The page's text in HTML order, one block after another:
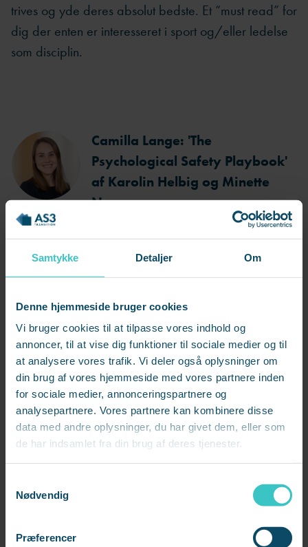
Samtykke Detaljer Om
Denne hjemmeside bruger cookies
Vi bruger cookies til at tilpasse vores indhold og
annoncer, til at vise dig funktioner til sociale medier og til
at analysere vores trafik. Vi deler også oplysninger om
din brug af vores hjemmeside med vores partnere inden
for sociale medier, annonceringspartnere og
analysepartnere. Vores partnere kan kombinere disse
data med andre oplysninger, du har givet dem, eller som
de har indsamlet fra din brug af deres tjenester.
Nødvendig
Præferencer
trives og yde deres absolut bedste. Et “must read” for
dig der enten er interesseret i sport og/eller ledelse
som disciplin.
Camilla Lange: 'The
Psychological Safety Playbook'
af Karolin Helbig og Minette
Norman
Her får du 25 bud på, hvordan
du som leder kan arbejde med
psykologisk tryghed i sit team.
Og ikke nok med det, så
beskriver forfatterne både
hvorfor man som leder bør
afprøve hver af de 25 aktiviteter,
og hvordan man kan gøre det.
Endnu en fordel er, at det ikke er en bog, du behøver
at læse fra start til slut – i stedet kan du dykke ned i
lige de aktiviteter, der taler mest til dig.